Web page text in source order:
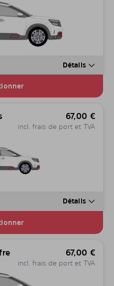
Détails
67,00 €
incl. frais de port et TVA
Détails
67,00 €
incl. frais de port et TVA